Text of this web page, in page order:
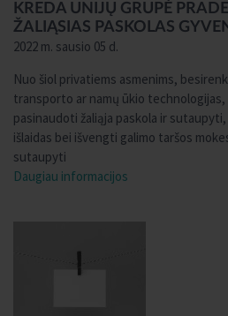
KREDA UNIJŲ GRUPĖ
ŽALIĄSIAS PASKOLAS
2022 m. sausio 05 d.
Nuo šiol privatiems asmenims,
transporto ar namų ūkio technologijas,
pasinaudoti žaliąja paskola ir
išlaidas bei išvengti galimo taršos
sutaupyti
Daugiau informacijos